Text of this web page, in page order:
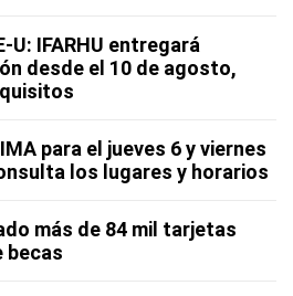
U: IFARHU entregará
desde el 10 de agosto,
para el jueves 6 y viernes
los lugares y horarios
más de 84 mil tarjetas
becas